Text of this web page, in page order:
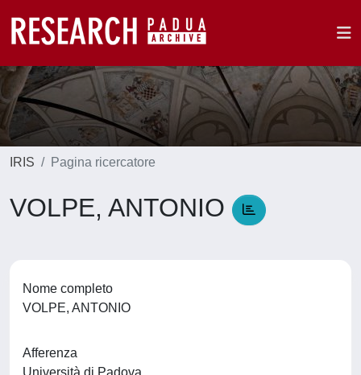
IRIS Pagina ricercatore
VOLPE, ANTONIO
Nome completo
VOLPE, ANTONIO
Afferenza
Università di Padova